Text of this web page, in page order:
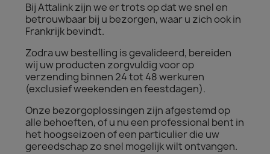
Bij Attalink zijn we er trots op dat we snel en
betrouwbaar bij u bezorgen, waar u zich ook in
Frankrijk bevindt.
Zodra uw bestelling is gevalideerd, bereiden
wij uw producten zorgvuldig voor op
verzending binnen 24 tot 48 werkuren
(exclusief weekenden en feestdagen).
Onze bezorgoplossingen zijn afgestemd op
alle behoeften, of u nu een professional bent in
het hoogseizoen of een particulier die uw
gereedschap zo snel mogelijk wilt ontvangen.